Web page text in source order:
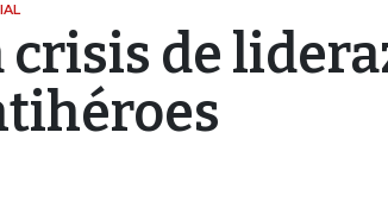
crisis de